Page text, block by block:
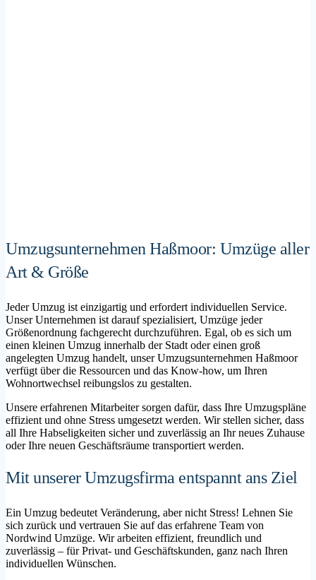
Umzugsunternehmen Haßmoor: Umzüge aller
Art & Größe
Jeder Umzug ist einzigartig und erfordert individuellen Service.
Unser Unternehmen ist darauf spezialisiert, Umzüge jeder
Größenordnung fachgerecht durchzuführen. Egal, ob es sich um
einen kleinen Umzug innerhalb der Stadt oder einen groß
angelegten Umzug handelt, unser Umzugsunternehmen Haßmoor
verfügt über die Ressourcen und das Know-how, um Ihren
Wohnortwechsel reibungslos zu gestalten.
Unsere erfahrenen Mitarbeiter sorgen dafür, dass Ihre Umzugspläne
effizient und ohne Stress umgesetzt werden. Wir stellen sicher, dass
all Ihre Habseligkeiten sicher und zuverlässig an Ihr neues Zuhause
oder Ihre neuen Geschäftsräume transportiert werden.
Mit unserer Umzugsfirma entspannt ans Ziel
Ein Umzug bedeutet Veränderung, aber nicht Stress! Lehnen Sie
sich zurück und vertrauen Sie auf das erfahrene Team von
Nordwind Umzüge. Wir arbeiten effizient, freundlich und
zuverlässig – für Privat- und Geschäftskunden, ganz nach Ihren
individuellen Wünschen.